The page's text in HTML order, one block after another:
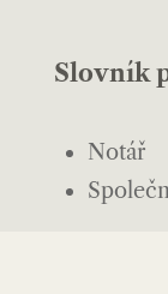
Slovník
Notář